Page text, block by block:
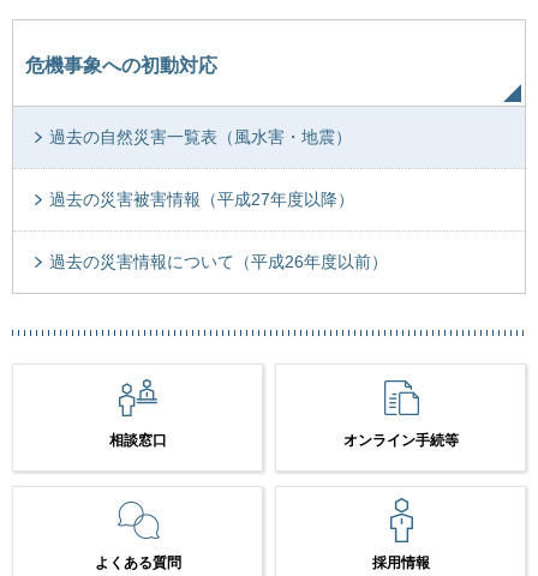
危機事象への初動対応
過去の自然災害一覧表（風水害・地震）
過去の災害被害情報（平成27年度以降）
過去の災害情報について（平成26年度以前）
相談窓口 オンライン手続等
よくある質問 採用情報